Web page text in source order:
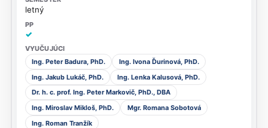
letný
✓
Ing. Peter Badura, PhD.
Ing. Ivona Ďurinová, PhD.
Ing. Jakub Lukáč, PhD.
Ing. Lenka Kalusová, PhD.
Dr. h. c. prof. Ing. Peter Markovič, PhD., DBA
Ing. Miroslav Mikloš, PhD.
Mgr. Romana Sobotová
Ing. Roman Tranžík